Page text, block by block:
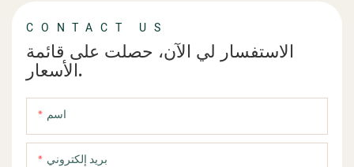
CONTACT US
الاستفسار لي الآن، حصلت على قائمة
الأسعار.
اسم
بريد إلكتروني